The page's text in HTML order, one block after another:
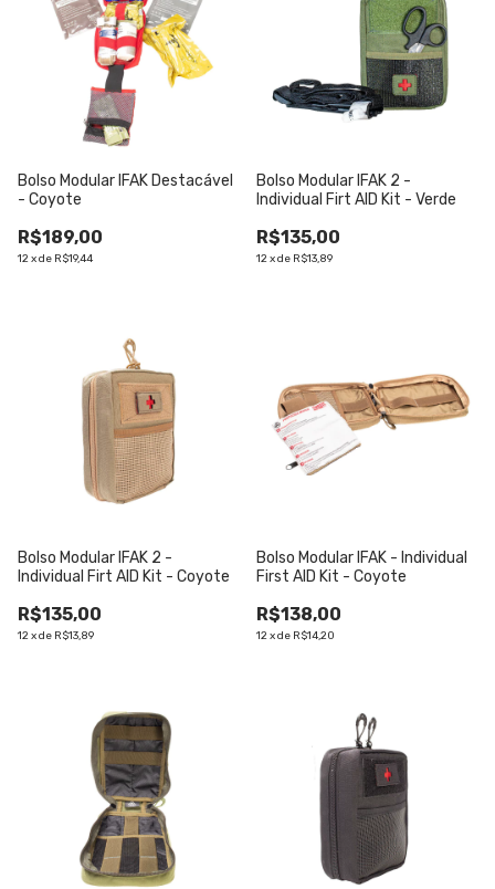
Bolso Modular IFAK Destacável
- Coyote
R$189,00
12xde R$19,44
Bolso Modular IFAK 2 -
Individual Firt AID Kit - Verde
R$135,00
12xde R$13,89
Bolso Modular IFAK 2 -
Individual Firt AID Kit - Coyote
R$135,00
12xde R$13,89
Bolso Modular IFAK - Individual
First AID Kit - Coyote
R$138,00
12xde R$14,20